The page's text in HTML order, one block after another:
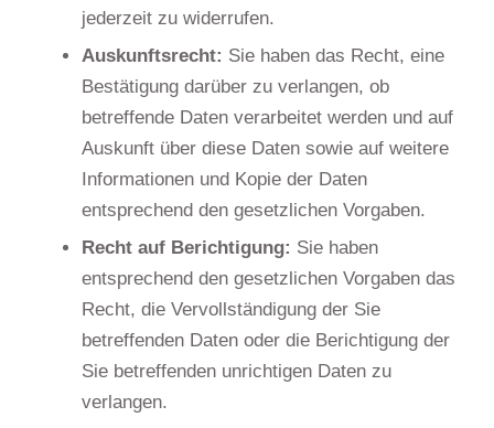
jederzeit zu widerrufen.
Auskunftsrecht: Sie haben das Recht, eine
Bestätigung darüber zu verlangen, ob
betreffende Daten verarbeitet werden und auf
Auskunft über diese Daten sowie auf weitere
Informationen und Kopie der Daten
entsprechend den gesetzlichen Vorgaben.
Recht auf Berichtigung: Sie haben
entsprechend den gesetzlichen Vorgaben das
Recht, die Vervollständigung der Sie
betreffenden Daten oder die Berichtigung der
Sie betreffenden unrichtigen Daten zu
verlangen.